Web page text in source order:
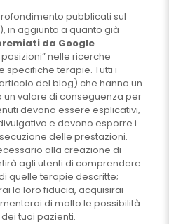
pubblicati sul
in aggiunta a quanto già
da Google.
nelle ricerche
specifiche terapie. Tutti i
del blog) che hanno un
un valore di conseguenza per
devono essere esplicativi,
e devono esporre i
delle prestazioni.
alla creazione di
agli utenti di comprendere
quelle terapie descritte;
la loro fiducia, acquisirai
di molto le possibilità
tuoi pazienti.